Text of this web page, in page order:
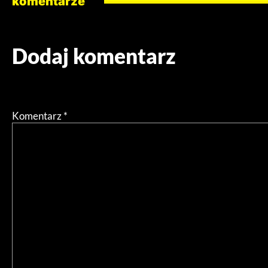
Dodaj komentarz
Komentarz*